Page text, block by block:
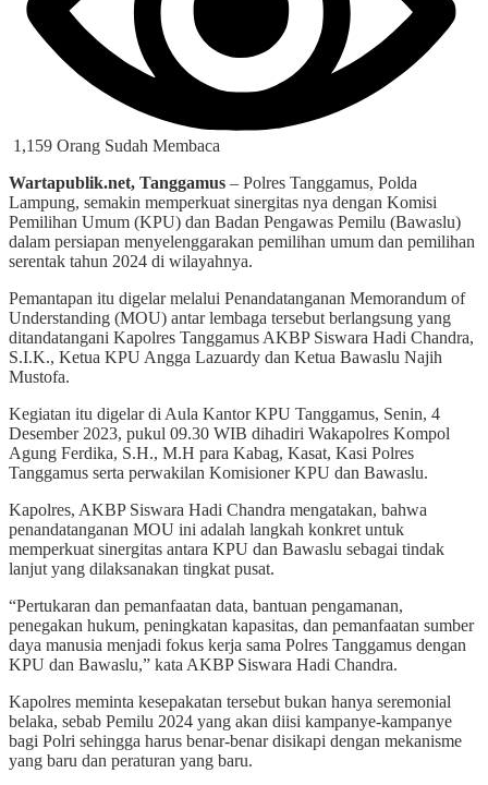
1,159 Orang Sudah Membaca
Wartapublik.net, Tanggamus – Polres Tanggamus, Polda
Lampung, semakin memperkuat sinergitas nya dengan Komisi
Pemilihan Umum (KPU) dan Badan Pengawas Pemilu (Bawaslu)
dalam persiapan menyelenggarakan pemilihan umum dan pemilihan
serentak tahun 2024 di wilayahnya.
Pemantapan itu digelar melalui Penandatanganan Memorandum of
Understanding (MOU) antar lembaga tersebut berlangsung yang
ditandatangani Kapolres Tanggamus AKBP Siswara Hadi Chandra,
S.I.K., Ketua KPU Angga Lazuardy dan Ketua Bawaslu Najih
Mustofa.
Kegiatan itu digelar di Aula Kantor KPU Tanggamus, Senin, 4
Desember 2023, pukul 09.30 WIB dihadiri Wakapolres Kompol
Agung Ferdika, S.H., M.H para Kabag, Kasat, Kasi Polres
Tanggamus serta perwakilan Komisioner KPU dan Bawaslu.
Kapolres, AKBP Siswara Hadi Chandra mengatakan, bahwa
penandatanganan MOU ini adalah langkah konkret untuk
memperkuat sinergitas antara KPU dan Bawaslu sebagai tindak
lanjut yang dilaksanakan tingkat pusat.
“Pertukaran dan pemanfaatan data, bantuan pengamanan,
penegakan hukum, peningkatan kapasitas, dan pemanfaatan sumber
daya manusia menjadi fokus kerja sama Polres Tanggamus dengan
KPU dan Bawaslu,” kata AKBP Siswara Hadi Chandra.
Kapolres meminta kesepakatan tersebut bukan hanya seremonial
belaka, sebab Pemilu 2024 yang akan diisi kampanye-kampanye
bagi Polri sehingga harus benar-benar disikapi dengan mekanisme
yang baru dan peraturan yang baru.